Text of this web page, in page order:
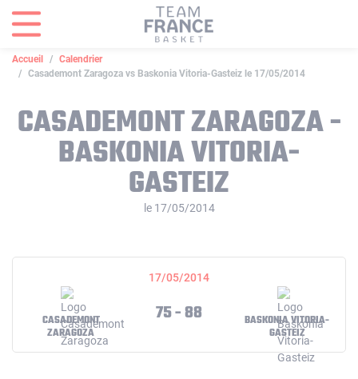
Accueil
Calendrier
Casademont Zaragoza vs Baskonia Vitoria-Gasteiz le 17/05/2014
CASADEMONT ZARAGOZA -
BASKONIA VITORIA-
GASTEIZ
le 17/05/2014
17/05/2014
CASADEMONT
ZARAGOZA
75 - 88
BASKONIA VITORIA-
GASTEIZ
Panneau de gestion des cookies